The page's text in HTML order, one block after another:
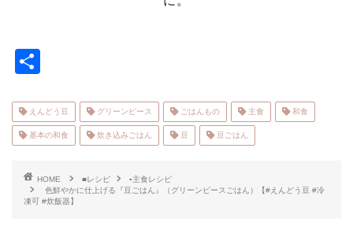
えんどう豆 グリーンピース ごはんもの 主食 和食
基本の和食 炊き込みごはん 豆 豆ごはん
HOME ■レシピ
▪主食レシピ
色鮮やかに仕上げる『豆ごはん』（グリーンピースごはん）【#えんどう豆 #冷
凍可 #炊飯器】